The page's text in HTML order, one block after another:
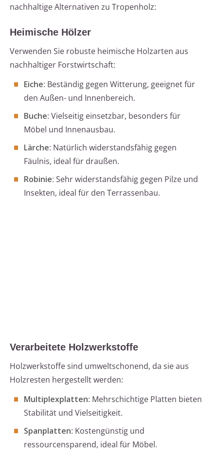
nachhaltige Alternativen zu Tropenholz:
Heimische Hölzer
Verwenden Sie robuste heimische Holzarten aus
nachhaltiger Forstwirtschaft:
Eiche: Beständig gegen Witterung, geeignet für
den Außen- und Innenbereich.
Buche: Vielseitig einsetzbar, besonders für
Möbel und Innenausbau.
Lärche: Natürlich widerstandsfähig gegen
Fäulnis, ideal für draußen.
Robinie: Sehr widerstandsfähig gegen Pilze und
Insekten, ideal für den Terrassenbau.
Verarbeitete Holzwerkstoffe
Holzwerkstoffe sind umweltschonend, da sie aus
Holzresten hergestellt werden:
Multiplexplatten: Mehrschichtige Platten bieten
Stabilität und Vielseitigkeit.
Spanplatten: Kostengünstig und
ressourcensparend, ideal für Möbel.